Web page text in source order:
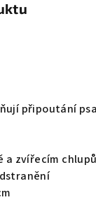
připoutání psa
a zvířecím